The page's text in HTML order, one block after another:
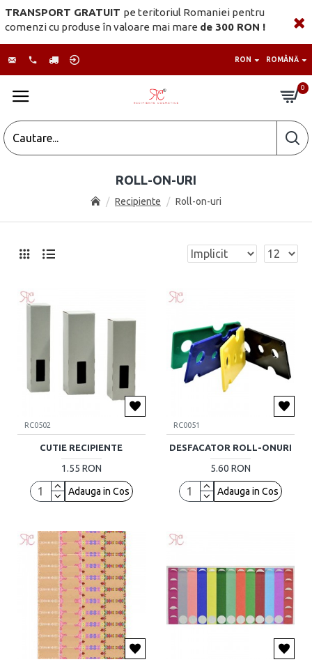
TRANSPORT GRATUIT pe teritoriul Romaniei pentru
comenzi cu produse în valoare mai mare de 300 RON !
RON ROMÂNĂ
0
Recipiente Roll-on-uri
ROLL-ON-URI
RC0502
CUTIE RECIPIENTE
1.55 RON
Adauga in Cos
RC0051
DESFACATOR ROLL-ONURI
5.60 RON
Adauga in Cos